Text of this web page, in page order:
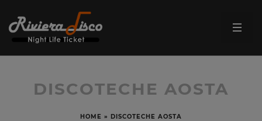
DISCOTECHE AOSTA
HOME » DISCOTECHE AOSTA